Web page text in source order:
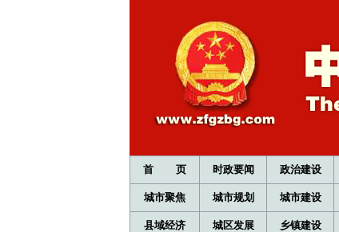
首 页 时政要闻 政治建设
城市聚焦 城市规划 城市建设
县域经济 城区发展 乡镇建设